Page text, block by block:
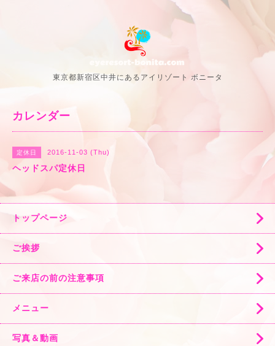
東京都新宿区中井にあるアイリゾート ボニータ
カレンダー
定休日 2016-11-03 (Thu)
ヘッドスパ定休日
トップページ
ご挨拶
ご来店の前の注意事項
メニュー
写真＆動画